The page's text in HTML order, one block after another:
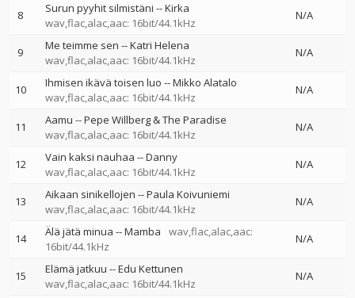
8 Surun pyyhit silmistäni --Kirka
wav,flac,alac,aac: 16bit/44.1kHz
N/A
9 Me teimme sen --Katri Helena
wav,flac,alac,aac: 16bit/44.1kHz
N/A
10 Ihmisen ikävä toisen luo --Mikko Alatalo
wav,flac,alac,aac: 16bit/44.1kHz
N/A
11 Aamu --Pepe Willberg & The Paradise
wav,flac,alac,aac: 16bit/44.1kHz
N/A
12 Vain kaksi nauhaa --Danny
wav,flac,alac,aac: 16bit/44.1kHz
N/A
13 Aikaan sinikellojen --Paula Koivuniemi
wav,flac,alac,aac: 16bit/44.1kHz
N/A
14 Älä jätä minua --Mamba
wav,flac,alac,aac:
16bit/44.1kHz
N/A
15 Elämä jatkuu --Edu Kettunen
wav,flac,alac,aac: 16bit/44.1kHz
N/A